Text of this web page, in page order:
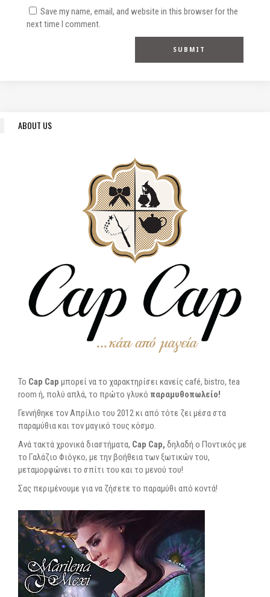
Save my name, email, and website in this browser for the
next time I comment.
ABOUT US
To Cap Cap μπορεί να το χαρακτηρίσει κανείς café, bistro, tea
room ή, πολύ απλά, το πρώτο γλυκό παραμυθοπωλείο!
Γεννήθηκε τον Απρίλιο του 2012 κι από τότε ζει μέσα στα
παραμύθια και τον μαγικό τους κόσμο.
Ανά τακτά χρονικά διαστήματα, Cap Cap, δηλαδή ο Ποντικός με
το Γαλάζιο Φιόγκο, με την βοήθεια των ξωτικών του,
μεταμορφώνει το σπίτι του και το μενού του!
Σας περιμένουμε για να ζήσετε το παραμύθι από κοντά!